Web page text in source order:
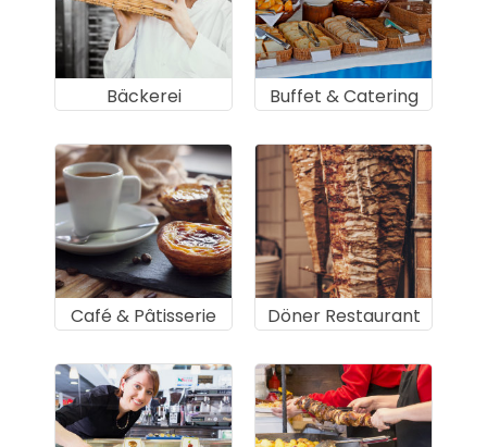
Bäckerei Buffet & Catering
Café & Pâtisserie Döner Restaurant